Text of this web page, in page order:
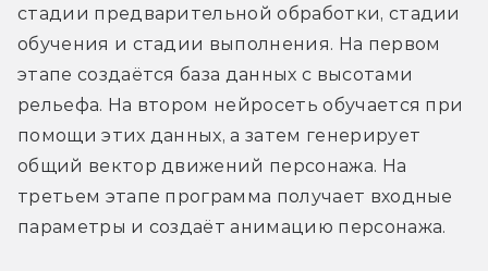
стадии предварительной обработки, стадии
обучения и стадии выполнения. На первом
этапе создаётся база данных с высотами
рельефа. На втором нейросеть обучается при
помощи этих данных, а затем генерирует
общий вектор движений персонажа. На
третьем этапе программа получает входные
параметры и создаёт анимацию персонажа.